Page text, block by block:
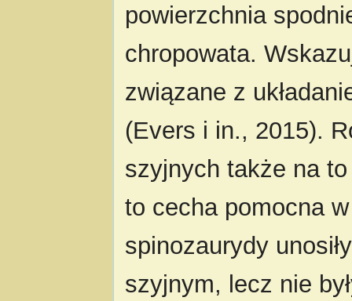
powierzchnia
chropowata.
związane z
(Evers i in., 2015).
szyjnych także na
to cecha pomocna
spinozaurydy
szyjnym, lecz nie